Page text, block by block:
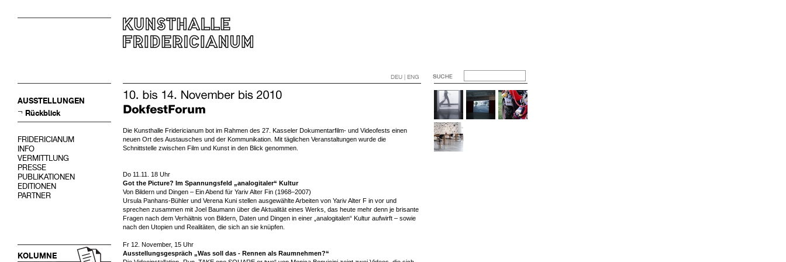
DEU | ENG
AUSSTELLUNGEN
Rückblick
FRIDERICIANUM
INFO
VERMITTLUNG
PRESSE
PUBLIKATIONEN
EDITIONEN
PARTNER
KOLUMNE
Die Kunsthalle Fridericianum bot im Rahmen des 27. Kasseler Dokumentarfilm- und Videofests einen
neuen Ort des Austausches und der Kommunikation. Mit täglichen Veranstaltungen wurde die
Schnittstelle zwischen Film und Kunst in den Blick genommen.
Do 11.11. 18 Uhr
Got the Picture? Im Spannungsfeld „analogitaler“ Kultur
Von Bildern und Dingen – Ein Abend für Yariv Alter Fin (1968–2007)
Ursula Panhans-Bühler und Verena Kuni stellen ausgewählte Arbeiten von Yariv Alter F in vor und
sprechen zusammen mit Joel Baumann über die Aktualität eines Werks, das heute mehr denn je brisante
Fragen nach dem Verhältnis von Bildern, Daten und Dingen in einer „analogitalen“ Kultur aufwirft – sowie
nach den Utopien und Realitäten, die sich an sie knüpfen.
Fr 12. November, 15 Uhr
Ausstellungsgespräch „Was soll das - Rennen als Raumnehmen?“